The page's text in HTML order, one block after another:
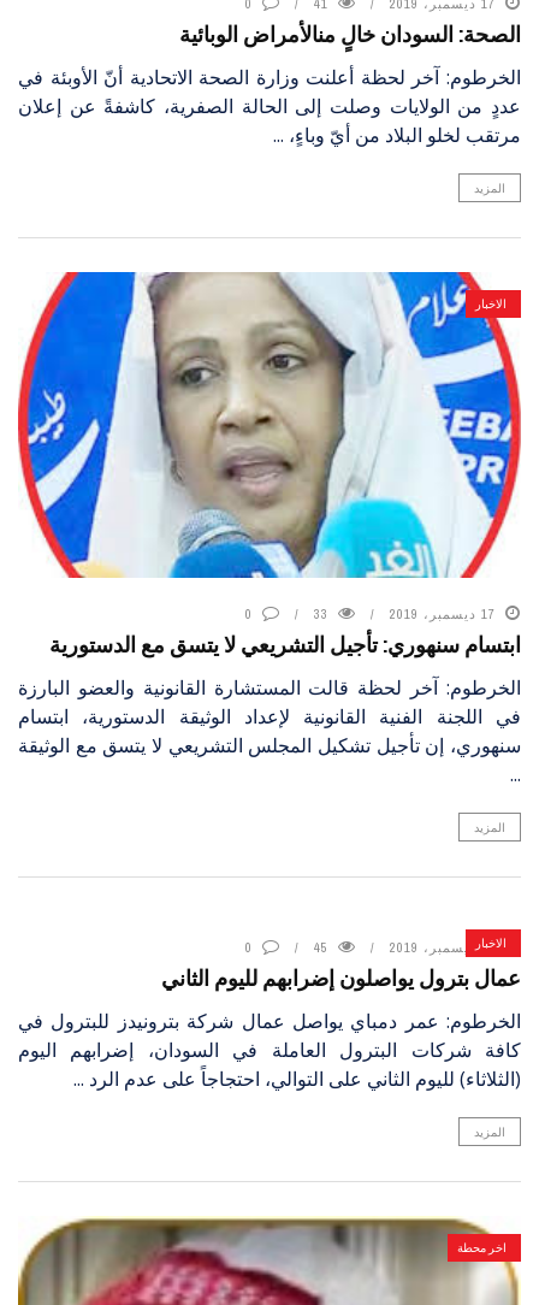
17 ديسمبر، 2019 41
0
الصحة: السودان خالٍ منالأمراض الوبائية
الخرطوم: آخر لحظة أعلنت وزارة الصحة الاتحادية أنّ الأوبئة في
عددٍ من الولايات وصلت إلى الحالة الصفرية، كاشفةً عن إعلان
مرتقب لخلو البلاد من أيّ وباءٍ، ...
المزيد
الاخبار
17 ديسمبر، 2019 33
0
ابتسام سنهوري: تأجيل التشريعي لا يتسق مع الدستورية
الخرطوم: آخر لحظة قالت المستشارة القانونية والعضو البارزة
في اللجنة الفنية القانونية لإعداد الوثيقة الدستورية، ابتسام
سنهوري، إن تأجيل تشكيل المجلس التشريعي لا يتسق مع الوثيقة
...
المزيد
الاخبار
17 ديسمبر، 2019 45
0
عمال بترول يواصلون إضرابهم لليوم الثاني
الخرطوم: عمر دمباي يواصل عمال شركة بترونيدز للبترول في
كافة شركات البترول العاملة في السودان، إضرابهم اليوم
(الثلاثاء) لليوم الثاني على التوالي، احتجاجاً على عدم الرد ...
المزيد
اخر محطة